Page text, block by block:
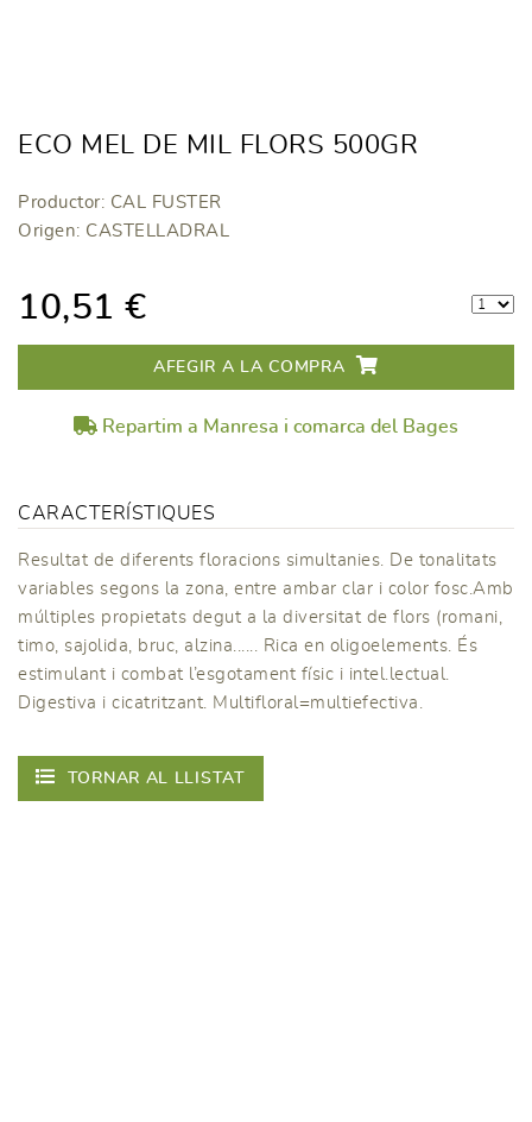
ECO MEL DE MIL FLORS 500GR
Productor: CAL FUSTER
Origen: CASTELLADRAL
10,51 €
AFEGIR A LA COMPRA
Repartim a Manresa i comarca del Bages
CARACTERÍSTIQUES
Resultat de diferents floracions simultanies. De tonalitats
variables segons la zona, entre ambar clar i color fosc.Amb
múltiples propietats degut a la diversitat de flors (romani,
timo, sajolida, bruc, alzina...... Rica en oligoelements. És
estimulant i combat l’esgotament físic i intel.lectual.
Digestiva i cicatritzant. Multifloral=multiefectiva.
TORNAR AL LLISTAT